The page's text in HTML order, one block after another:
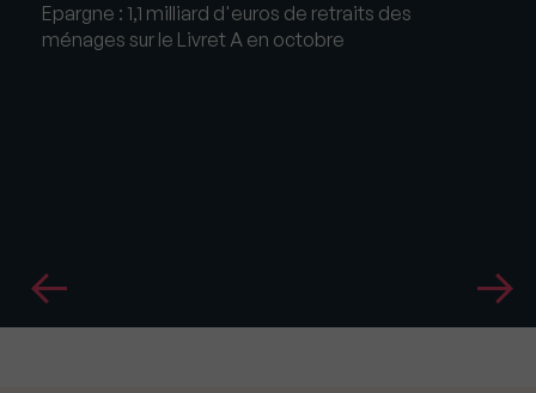
Epargne : 1,1 milliard d'euros de retraits des
ménages sur le Livret A en octobre